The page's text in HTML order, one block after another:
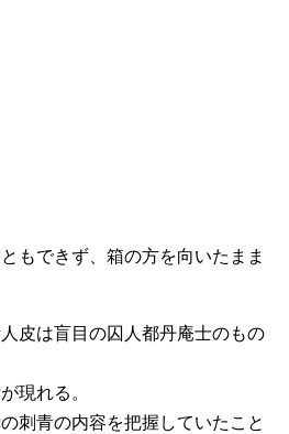
もできず、箱の方を向いたまま
皮は盲目の囚人都丹庵士のもの
現れる。
刺青の内容を把握していたこと